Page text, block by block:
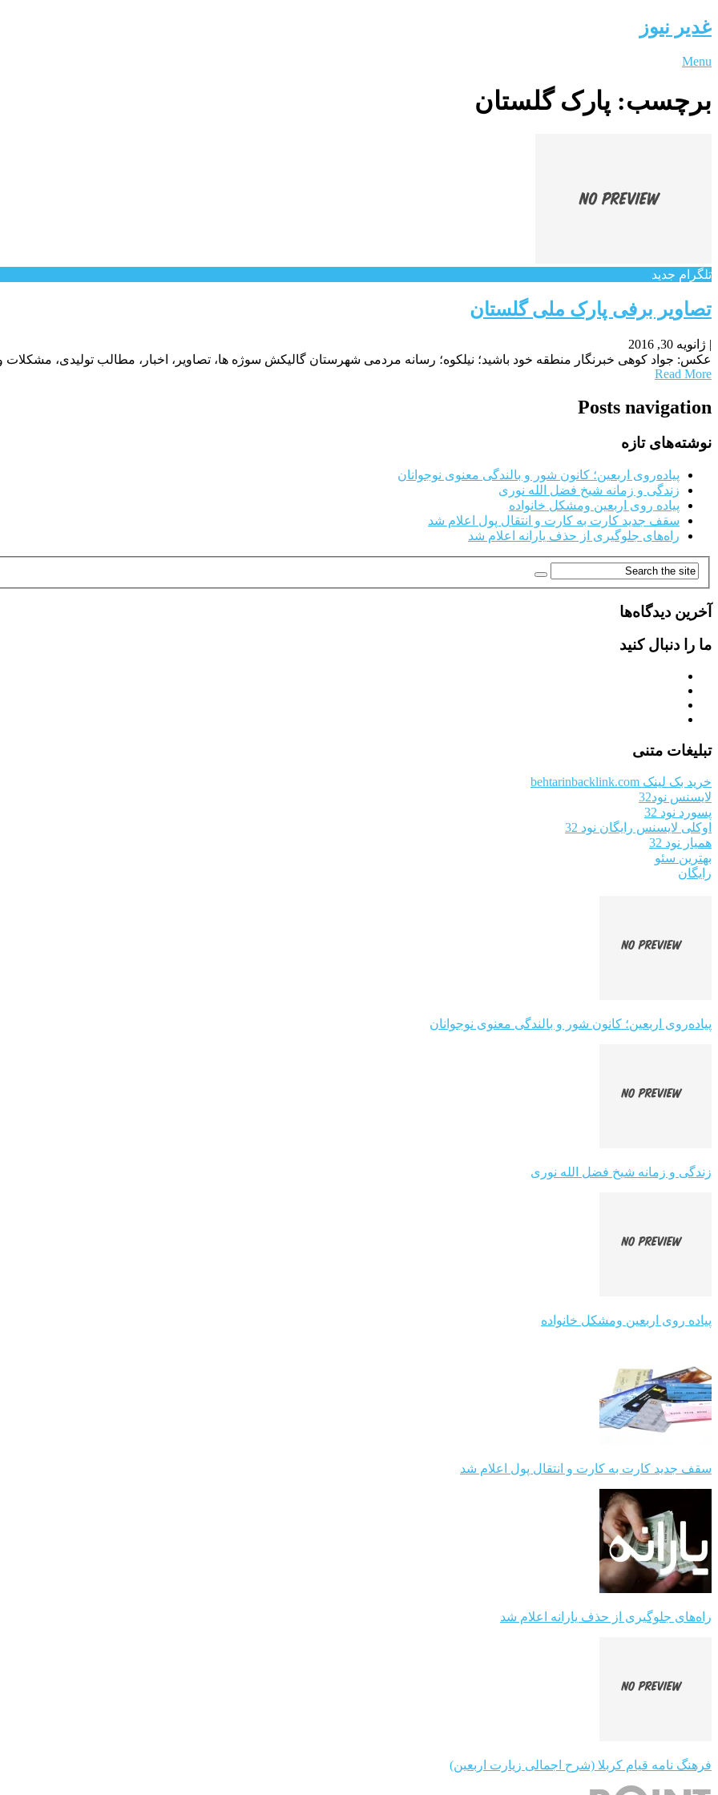
غدیر نیوز
Menu
برچسب: پارک گلستان
تلگرام جدید
تصاویر برفی پارک ملی گلستان
| ژانویه 30, 2016
عکس: جواد کوهی خبرنگار منطقه خود باشید؛ نیلکوه؛ رسانه مردمی شهرستان گالیکش سوژه ها، تصاویر، اخبار، مطالب تولیدی،
Read More
Posts navigation
نوشته‌های تازه
پیاده‌روی اربعین؛ کانون شور و بالندگی معنوی نوجوانان
زندگی و زمانه شیخ فضل الله نوری
پیاده روی اربعین ومشکل خانواده
سقف جدید کارت به کارت و انتقال پول اعلام شد
راه‌های جلوگیری از حذف یارانه اعلام شد
آخرین دیدگاه‌ها
ما را دنبال کنید
تبلیغات متنی
خرید بک لینک behtarinbacklink.com
لایسنس نود32
پسورد نود 32
اوکلی لایسنس رایگان نود 32
همیار نود 32
بهترین سئو
رایگان
پیاده‌روی اربعین؛ کانون شور و بالندگی معنوی نوجوانان
زندگی و زمانه شیخ فضل الله نوری
پیاده روی اربعین ومشکل خانواده
سقف جدید کارت به کارت و انتقال پول اعلام شد
راه‌های جلوگیری از حذف یارانه اعلام شد
فرهنگ نامه قیام کربلا (شرح اجمالی زیارت اربعین)